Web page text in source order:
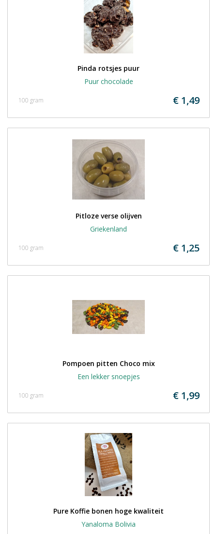
Pinda rotsjes puur
Puur chocolade
€ 1,49
100 gram
Pitloze verse olijven
Griekenland
€ 1,25
100 gram
Pompoen pitten Choco mix
Een lekker snoepjes
€ 1,99
100 gram
Pure Koffie bonen hoge kwaliteit
Yanaloma Bolivia